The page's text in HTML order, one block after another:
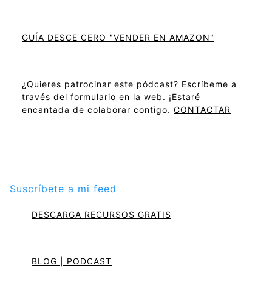
GUÍA DESCE CERO "VENDER EN AMAZON"
¿Quieres patrocinar este pódcast? Escríbeme a
través del formulario en la web. ¡Estaré
encantada de colaborar contigo. CONTACTAR
Suscríbete a mi feed
DESCARGA RECURSOS GRATIS
BLOG | PODCAST